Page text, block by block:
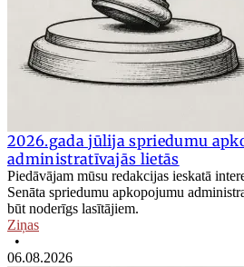
2026.gada jūlija spriedumu
administratīvajās lietās
Piedāvājam mūsu redakcijas ieskatā
Senāta spriedumu apkopojumu
būt noderīgs lasītājiem.
Ziņas
•
06.08.2026